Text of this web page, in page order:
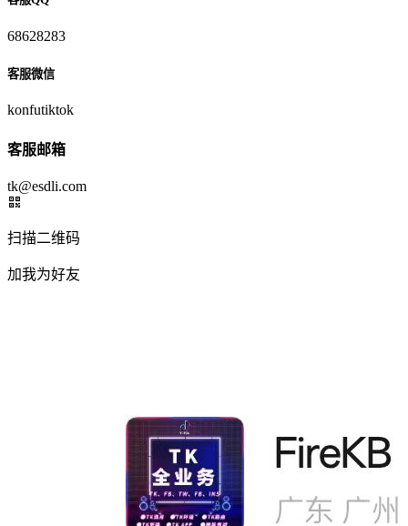
68628283
客服微信
konfutiktok
客服邮箱
tk@esdli.com
扫描二维码
加我为好友